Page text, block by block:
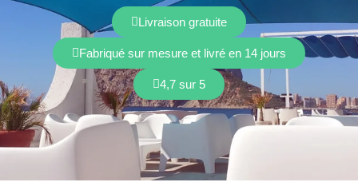
Livraison gratuite
Fabriqué sur mesure et livré en 14 jours
4,7 sur 5